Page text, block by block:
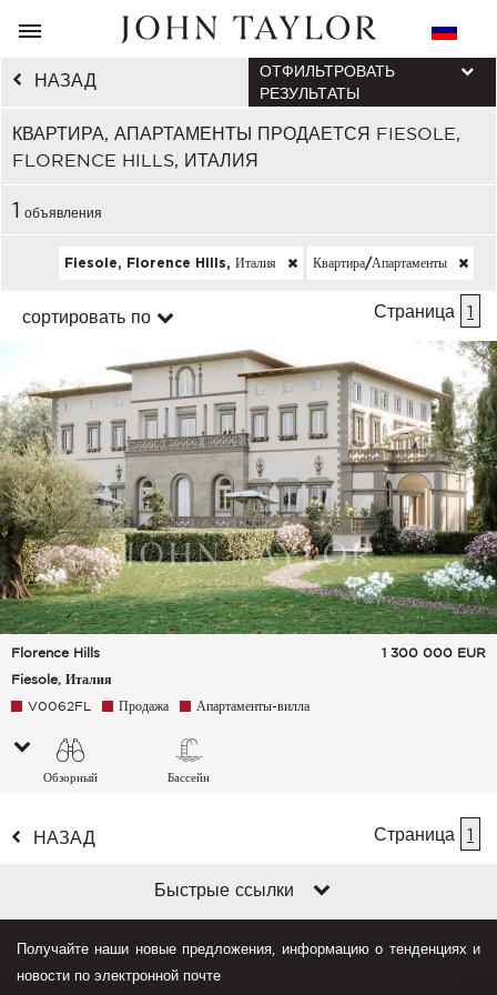
НАЗАД
КВАРТИРА, АПАРТАМЕНТЫ ПРОДАЕТСЯ FIESOLE,
FLORENCE HILLS, ИТАЛИЯ
ОТФИЛЬТРОВАТЬ
РЕЗУЛЬТАТЫ
1 объявления
Fiesole, Florence Hills, Италия Квартира/апартаменты
сортировать по Страница 1
Florence Hills
Fiesole, Италия
1 300 000 EUR
V0062FL Продажа Апартаменты-вилла
Обзорный Бассейн
НАЗАД Страница 1
Быстрые ссылки
Получайте наши новые предложения, информацию о тенденциях и
новости по электронной почте